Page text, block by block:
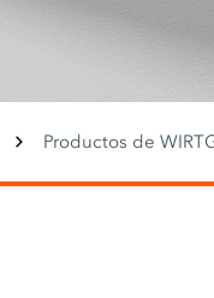
Productos de